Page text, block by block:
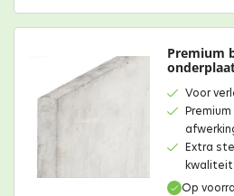
Op
Premium
Voor
Extra